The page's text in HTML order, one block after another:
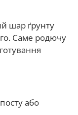
шар ґрунту
Саме родючу
або